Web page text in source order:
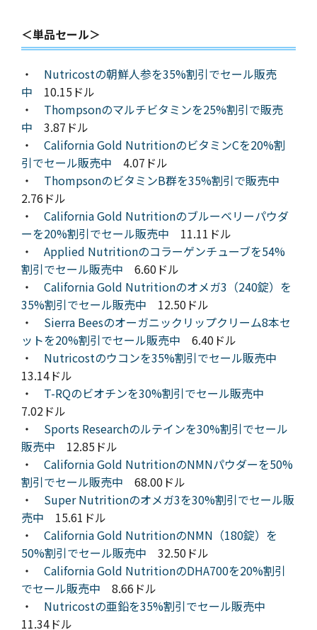
＜単品セール＞
・ Nutricostの朝鮮人参を35%割引でセール販売
中 10.15ドル
・ Thompsonのマルチビタミンを25%割引で販売
中 3.87ドル
・ California Gold NutritionのビタミンCを20%割
引でセール販売中 4.07ドル
・ ThompsonのビタミンB群を35%割引で販売中
2.76ドル
・ California Gold Nutritionのブルーベリーパウダ
ーを20%割引でセール販売中 11.11ドル
・ Applied Nutritionのコラーゲンチューブを54%
割引でセール販売中 6.60ドル
・ California Gold Nutritionのオメガ3（240錠）を
35%割引でセール販売中 12.50ドル
・ Sierra Beesのオーガニックリップクリーム8本セ
ットを20%割引でセール販売中 6.40ドル
・ Nutricostのウコンを35%割引でセール販売中
13.14ドル
・ T-RQのビオチンを30%割引でセール販売中
7.02ドル
・ Sports Researchのルテインを30%割引でセール
販売中 12.85ドル
・ California Gold NutritionのNMNパウダーを50%
割引でセール販売中 68.00ドル
・ Super Nutritionのオメガ3を30%割引でセール販
売中 15.61ドル
・ California Gold NutritionのNMN（180錠）を
50%割引でセール販売中 32.50ドル
・ California Gold NutritionのDHA700を20%割引
でセール販売中 8.66ドル
・ Nutricostの亜鉛を35%割引でセール販売中
11.34ドル